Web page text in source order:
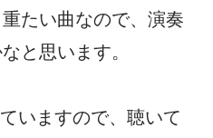
たい曲なので、演奏
と思います。
いますので、聴いて